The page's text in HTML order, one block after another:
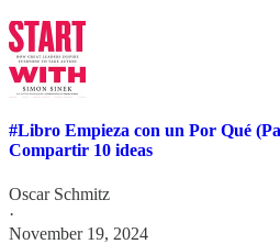
#Libro Empieza con un Por Qué
Compartir 10 ideas
Oscar Schmitz
·
November 19, 2024